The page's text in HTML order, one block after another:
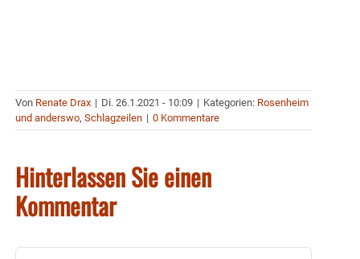
Von Renate Drax | Di. 26.1.2021 - 10:09 | Kategorien: Rosenheim
und anderswo, Schlagzeilen | 0 Kommentare
Hinterlassen Sie einen
Kommentar